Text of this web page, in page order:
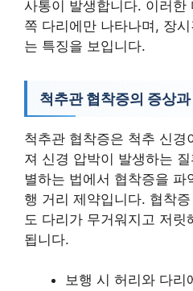
사통이 발생합니다. 이러한
쪽 다리에만 나타나며, 장
는 특징을 보입니다.
척추관 협착증의 증상
척추관 협착증은 척추 신
져 신경 압박이 발생하는
별하는 법에서 협착증을 파
행 거리 제약입니다. 협착
도 다리가 무거워지고 저릿
됩니다.
보행 시 허리와 다리